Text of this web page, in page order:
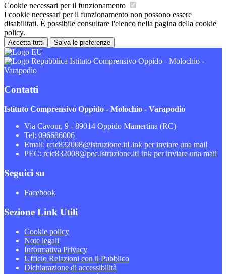
Cookie necessari per il funzionamento
I cookie necessari per il funzionamento non possono essere
disabilitati. È possibile consultare l'elenco nella pagina della cookie
policy.
Accetta tutti Salva le preferenze
Istituto Comprensivo Oppido - Molochio -
Varapodio
Contatti
Istituto Comprensivo Oppido - Molochio - Varapodio
Via Cavour, 9 - 89014 Oppido Mamertina (RC)
Tel: 096686006
Email: rcic832008@istruzione.itLink per inviare una mail
PEC: rcic832008@pec.istruzione.itLink per inviare una mail
Seguici su
Facebook
Sezione Link Utili
Cookie policy
Note legali
Informativa Privacy
Ufficio Relazioni con il Pubblico
Dichiarazione di accessibilità